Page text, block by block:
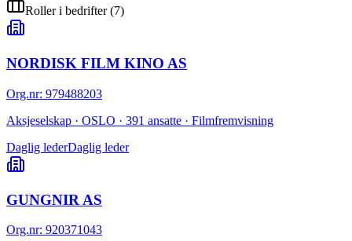
Roller i bedrifter(7)
NORDISK FILM KINO AS
Org.nr: 979488203
Aksjeselskap · OSLO · 391 ansatte · Filmfremvisning
Daglig lederDaglig leder
GUNGNIR AS
Org.nr: 920371043